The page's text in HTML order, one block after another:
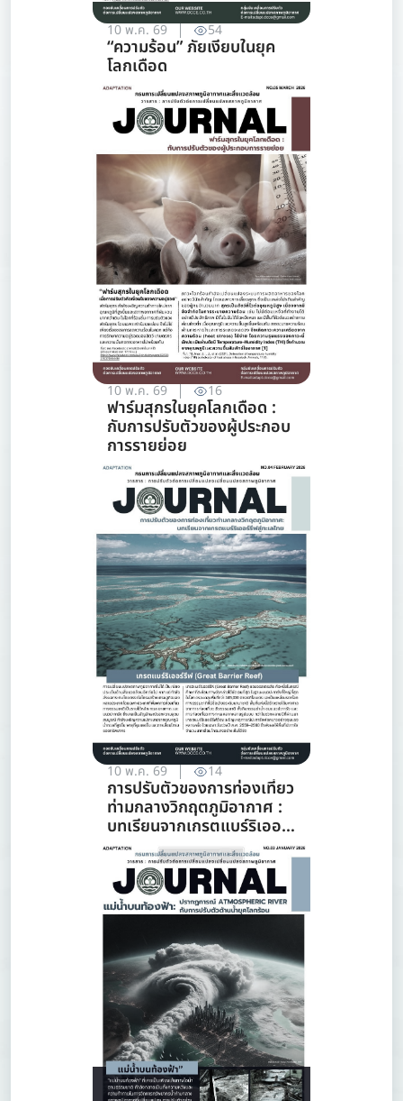
10 พ.ค. 69 54
“ความร้อน” ภัยเงียบในยุค
โลกเดือด
10 พ.ค. 69 16
ฟาร์มสุกรในยุคโลกเดือด :
กับการปรับตัวของผู้ประกอบ
การรายย่อย
10 พ.ค. 69 14
การปรับตัวของการท่องเที่ยว
ท่ามกลางวิกฤตภูมิอากาศ :
บทเรียนจากเกรตแบร์ริเออร์
รีฟสู่ทะเลไทย